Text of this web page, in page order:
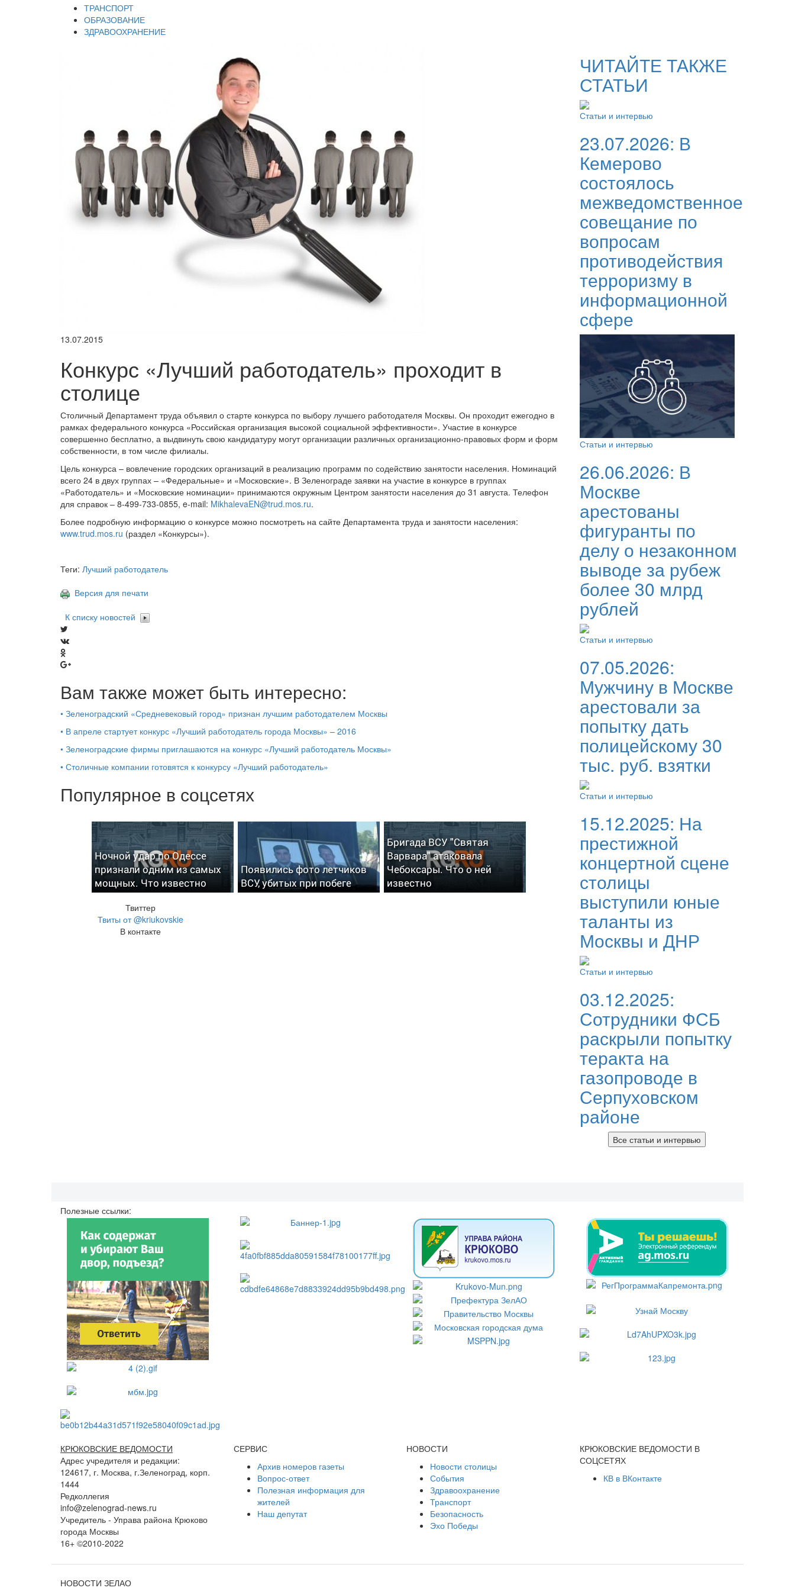
ТРАНСПОРТ
ОБРАЗОВАНИЕ
ЗДРАВООХРАНЕНИЕ
13.07.2015
Конкурс «Лучший работодатель» проходит в
столице
Столичный Департамент труда объявил о старте конкурса по выбору лучшего работодателя Москвы. Он проходит ежегодно в
рамках федерального конкурса «Российская организация высокой социальной эффективности». Участие в конкурсе
совершенно бесплатно, а выдвинуть свою кандидатуру могут организации различных организационно-правовых форм и форм
собственности, в том числе филиалы.
Цель конкурса – вовлечение городских организаций в реализацию программ по содействию занятости населения. Номинаций
всего 24 в двух группах – «Федеральные» и «Московские». В Зеленограде заявки на участие в конкурсе в группах
«Работодатель» и «Московские номинации» принимаются окружным Центром занятости населения до 31 августа. Телефон
для справок – 8-499-733-0855, e-mail: MikhalevaEN@trud.mos.ru.
Более подробную информацию о конкурсе можно посмотреть на сайте Департамента труда и занятости населения:
www.trud.mos.ru (раздел «Конкурсы»).
Теги: Лучший работодатель
Версия для печати
К списку новостей
Вам также может быть интересно:
• Зеленоградский «Средневековый город» признан лучшим работодателем Москвы
• В апреле стартует конкурс «Лучший работодатель города Москвы» – 2016
• Зеленоградские фирмы приглашаются на конкурс «Лучший работодатель Москвы»
• Столичные компании готовятся к конкурсу «Лучший работодатель»
Популярное в соцсетях
Ночной удар по Одессе
признали одним из самых
мощных. Что известно
Появились фото летчиков
ВСУ, убитых при побеге
Бригада ВСУ "Святая
Варвара" атаковала
Чебоксары. Что о ней
известно
Твиттер
Твиты от @kriukovskie
В контакте
ЧИТАЙТЕ ТАКЖЕ
СТАТЬИ
Статьи и интервью
23.07.2026: В
Кемерово
состоялось
межведомственное
совещание по
вопросам
противодействия
терроризму в
информационной
сфере
Статьи и интервью
26.06.2026: В
Москве
арестованы
фигуранты по
делу о незаконном
выводе за рубеж
более 30 млрд
рублей
Статьи и интервью
07.05.2026:
Мужчину в Москве
арестовали за
попытку дать
полицейскому 30
тыс. руб. взятки
Статьи и интервью
15.12.2025: На
престижной
концертной сцене
столицы
выступили юные
таланты из
Москвы и ДНР
Статьи и интервью
03.12.2025:
Сотрудники ФСБ
раскрыли попытку
теракта на
газопроводе в
Серпуховском
районе
Все статьи и интервью
Полезные ссылки:
КРЮКОВСКИЕ ВЕДОМОСТИ
Адрес учредителя и редакции:
124617, г. Москва, г.Зеленоград, корп.
1444
Редколлегия
info@zelenograd-news.ru
Учредитель - Управа района Крюково
города Москвы
16+ ©2010-2022
СЕРВИС
Архив номеров газеты
Вопрос-ответ
Полезная информация для
жителей
Наш депутат
НОВОСТИ
Новости столицы
События
Здравоохранение
Транспорт
Безопасность
Эхо Победы
КРЮКОВСКИЕ ВЕДОМОСТИ В
СОЦСЕТЯХ
КВ в ВКонтакте
НОВОСТИ ЗЕЛАО